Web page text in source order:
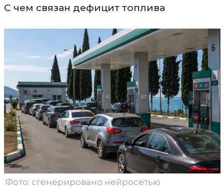
С чем связан дефицит топлива
Фото: сгенерировано нейросетью